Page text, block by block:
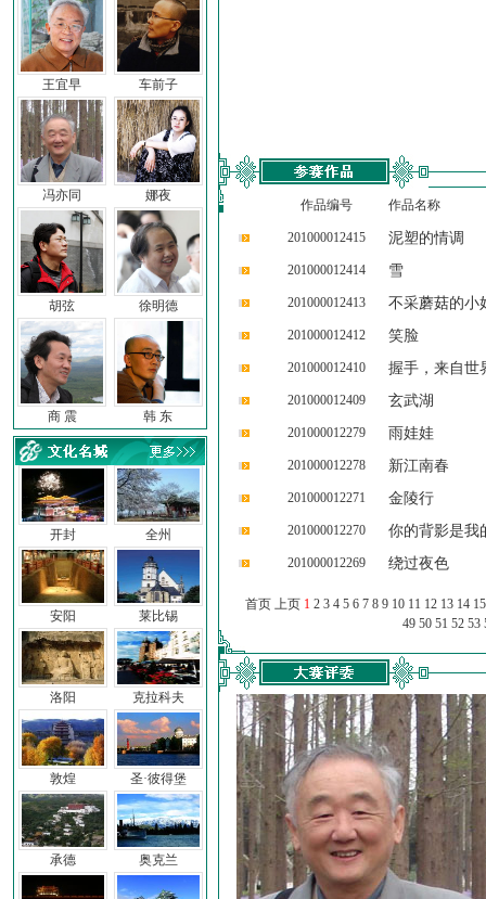
王宜早 车前子
冯亦同 娜夜
胡弦 徐明德
商 震 韩 东
开封
安阳
洛阳
敦煌
承德
全州
莱比锡
克拉科夫
圣·彼得堡
奥克兰
作品编号 作品名称
201000012415 泥塑的情调
201000012414 雪
201000012413 不采蘑菇的小
201000012412 笑脸
201000012410 握手，来自世
201000012409 玄武湖
201000012279 雨娃娃
201000012278 新江南春
201000012271 金陵行
201000012270 你的背影是我
201000012269 绕过夜色
首页 上页 1 2 3 4 5 6 7 8 9 10 11 12 13 14 15
49 50 51 52 53